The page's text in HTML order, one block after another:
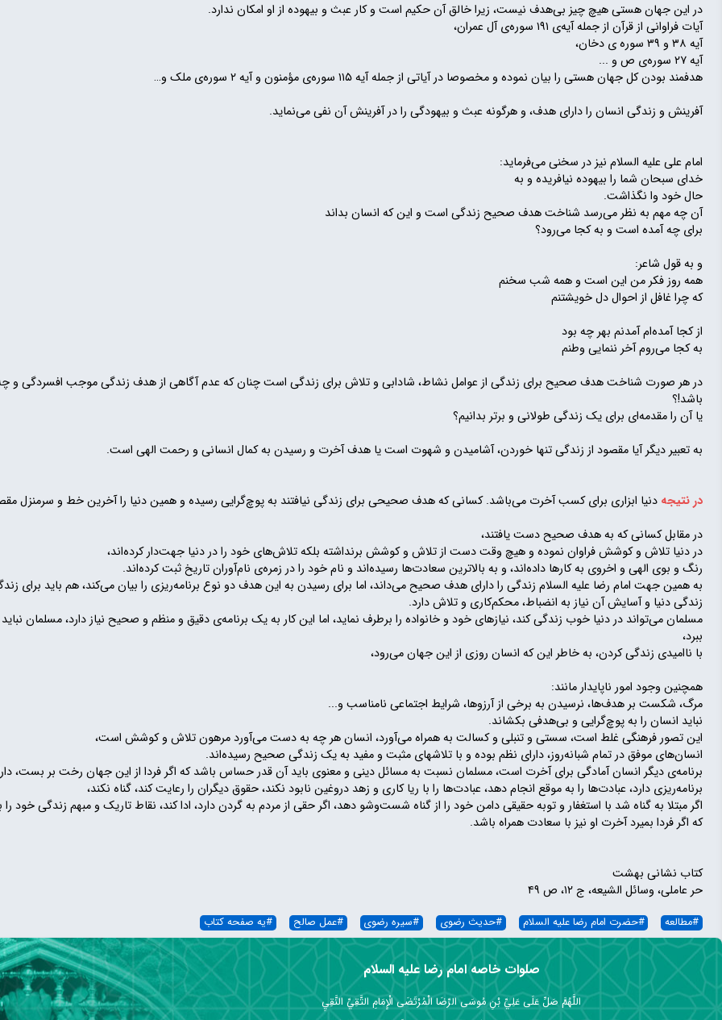
در این جهان هستی هیچ چیز بی‌هدف نیست، زیرا خالق آن حکیم است و کار عبث و بیهوده از او امکان ندارد.
آیات فراوانی از قرآن از جمله آیە‌ی ۱۹۱ سورە‌ی آل عمران،
آیە ۳۸ و ۳۹ سورە ی دخان،
آیە ۲۷ سورە‌ی ص و ...
هدفمند بودن کل جهان هستی را بیان نموده و مخصوصا در آیاتی از جمله آیە ۱۱۵ سورە‌ی مؤمنون و آیە ۲ سورە‌ی ملک و…
آفرینش و زندگی انسان را دارای هدف، و هرگونه عبث و بیهودگی را در آفرینش آن نفی می‌نماید.
امام علی علیه السلام نیز در سخنی می‌فرماید:
خدای سبحان شما را بیهوده نیافریده و به
حال خود وا نگذاشت.
آن چه مهم به نظر می‌رسد شناخت هدف صحیح زندگی است و این که انسان بداند
برای چه آمده است و به کجا می‌رود؟
و به قول شاعر:
همه روز فکر من این است و همه شب سخنم
که چرا غافل از احوال دل خویشتنم
از کجا آمده‌ام آمدنم بهر چه بود
به کجا می‌روم آخر ننمایی وطنم
در هر صورت شناخت هدف صحیح برای زندگی از عوامل نشاط، شادابی و تلاش برای زندگی است چنان که عدم آگاهی از هدف زندگی موجب افسردگی و چه
باشد!؟
یا آن را مقدمه‌ای برای یک زندگی طولانی و برتر بدانیم؟
به تعبیر دیگر آیا مقصود از زندگی تنها خوردن، آشامیدن و شهوت است یا هدف آخرت و رسیدن به کمال انسانی و رحمت الهی است.
در نتیجه دنیا ابزاری برای کسب آخرت می‌باشد. کسانی که هدف صحیحی برای زندگی نیافتند به پوچ‌گرایی رسیده و همین دنیا را آخرین خط و سرمنزل
در مقابل کسانی که به هدف صحیح دست یافتند،
در دنیا تلاش و کوشش فراوان نموده و هیچ وقت دست از تلاش و کوشش برنداشته بلکه تلاش‌های خود را در دنیا جهت‌دار کرده‌اند،
رنگ و بوی الهی و اخروی به کارها داده‌اند، و به بالاترین سعادت‌ها رسیده‌اند و نام خود را در زمرە‌ی نام‌آوران تاریخ ثبت کرده‌اند.
به همین جهت امام رضا علیه السلام زندگی را دارای هدف صحیح می‌داند، اما برای رسیدن به این هدف دو نوع برنامه‌ریزی را بیان می‌کند، هم باید برای
زندگی دنیا و آسایش آن نیاز به انضباط، محکم‌کاری و تلاش دارد.
مسلمان می‌تواند در دنیا خوب زندگی کند، نیازهای خود و خانواده را برطرف نماید، اما این کار به یک برنامە‌ی دقیق و منظم و صحیح نیاز دارد، مسلمان
ببرد،
با ناامیدی زندگی کردن، به خاطر این که انسان روزی از این جهان می‌رود،
همچنین وجود امور ناپایدار مانند:
مرگ، شکست بر هدف‌ها، نرسیدن به برخی از آرزوها، شرایط اجتماعی نامناسب و...
نباید انسان را به پوچ‌گرایی و بی‌هدفی بکشاند.
این تصور فرهنگی غلط است، سستی و تنبلی و کسالت به همراه می‌آورد، انسان هر چه به دست می‌آورد مرهون تلاش و کوشش است،
انسان‌های موفق در تمام شبانه‌روز، دارای نظم بوده و با تلاشهای مثبت و مفید به یک زندگی صحیح رسیده‌اند.
برنامە‌ی دیگر انسان آمادگی برای آخرت است، مسلمان نسبت به مسائل دینی و معنوی باید آن قدر حساس باشد که اگر فردا از این جهان رخت بر بست،
برنامه‌ریزی دارد، عبادت‌ها را به موقع انجام دهد، عبادت‌ها را با ریا کاری و زهد دروغین نابود نکند، حقوق دیگران را رعایت کند، گناه نکند،
اگر مبتلا به گناه شد با استغفار و توبه حقیقی دامن خود را از گناه شست‌وشو دهد، اگر حقی از مردم به گردن دارد، ادا کند، نقاط تاریک و مبهم زندگی خود
که اگر فردا بمیرد آخرت او نیز با سعادت همراه باشد.
کتاب نشانی بهشت
حر عاملی، وسائل الشیعه، ج ۱۲، ص ۴۹
#مطالعه #حضرت امام رضا علیه السلام #حدیث رضوی #سیره رضوی #عمل صالح #یه صفحه کتاب
صلوات خاصه امام رضا علیه السلام
اللَّهُمَّ صَلِّ عَلَى عَلِيِّ بْنِ مُوسَى الرِّضَا الْمُرْتَضَى الْإِمَامِ التَّقِيِّ النَّقِيِ